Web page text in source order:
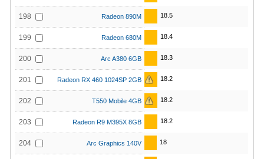
198 Radeon 890M 18.5
199 Radeon 680M 18.4
200 Arc A380 6GB 18.3
201 Radeon RX 460 1024SP 2GB 18.2
202 T550 Mobile 4GB 18.2
203 Radeon R9 M395X 8GB 18.2
204 Arc Graphics 140V 18